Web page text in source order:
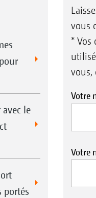
le
portés
vous
* Vos
vous,
Votre
Votre